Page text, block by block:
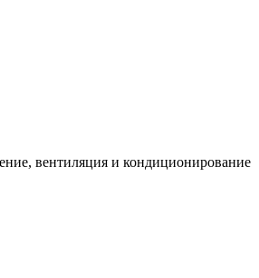
вентиляция и кондиционирование